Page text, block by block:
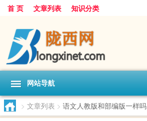
首 页 文章列表 知识分类
网站导航
> 文章列表 > 语文人教版和部编版一样吗